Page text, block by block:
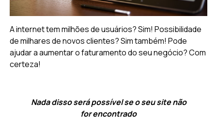
A internet tem milhões de usuários? Sim! Possibilidade
de milhares de novos clientes? Sim também! Pode
ajudar a aumentar o faturamento do seu negócio? Com
certeza!
Nada disso será possível se o seu site não
for encontrado